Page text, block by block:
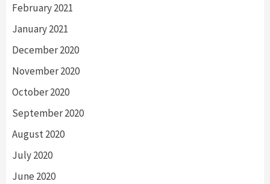
February 2021
January 2021
December 2020
November 2020
October 2020
September 2020
August 2020
July 2020
June 2020